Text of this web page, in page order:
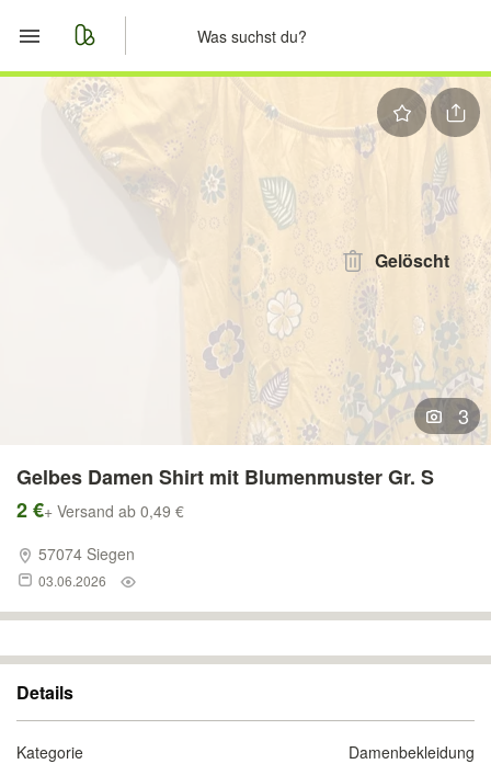
Start
Merkliste
Nachrichten
Anzeige aufgeben
Gelöscht
3
Gelbes Damen Shirt mit Blumenmuster Gr. S
2 €+ Versand ab 0,49 €
57074 Siegen
03.06.2026
Details
Kategorie
Damenbekleidung